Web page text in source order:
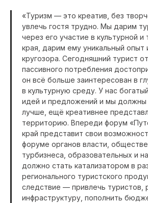
«Туризм — это креатив, без
увлечь гостя трудно. Мы дарим
через его участие в культурной и
края, дарим ему уникальный опыт
кругозора. Сегодняшний турист
пассивного потребления
он всё больше заинтересован в
в культурную среду. У нас
идей и предложений и мы должны
лучше, ещё креативнее
территорию. Впереди форум
край представит свои
форуме органов власти,
турбизнеса, образовательных и
должно стать катализатором в
регионального туристского
следствие — привлечь туристов,
инфраструктуру, пополнить